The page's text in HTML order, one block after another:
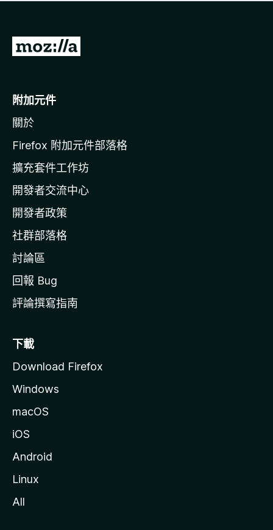
有
前
o
i
l
a
官
網
附加元件
關於
Firefox 附加元件部落格
擴充套件工作坊
開發者交流中心
開發者政策
社群部落格
討論區
回報 Bug
評論撰寫指南
下載
Download Firefox
Windows
macOS
iOS
Android
Linux
All